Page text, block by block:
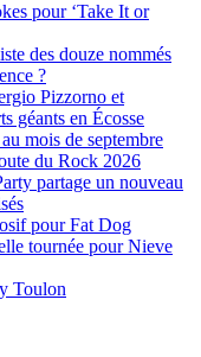
pour ‘Take It or
des douze nommés
?
Pizzorno et
géants en Écosse
mois de septembre
du Rock 2026
partage un nouveau
pour Fat Dog
tournée pour Nieve
Toulon